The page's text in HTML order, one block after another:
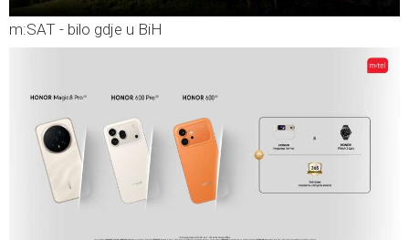
m:SAT - bilo gdje u BiH